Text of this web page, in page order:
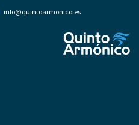
info@quintoarmonico.es